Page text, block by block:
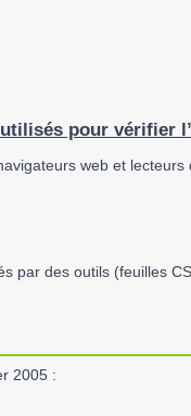
pour vérifier
web et lecteurs
par des outils (feuilles
2005 :